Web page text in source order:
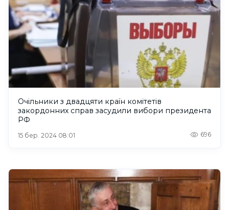
Очільники з двадцяти країн комітетів
закордонних справ засудили вибори президента
РФ
15 бер. 2024 08:01 696